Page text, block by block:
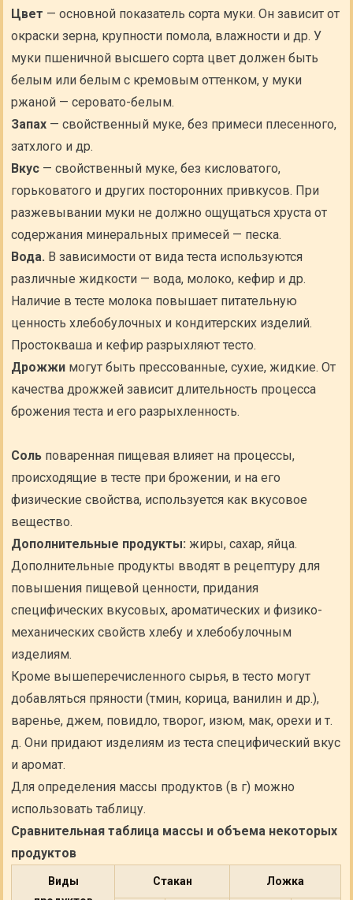
Цвет — основной показатель сорта муки. Он зависит от
окраски зерна, крупности помола, влажности и др. У
муки пшеничной высшего сорта цвет должен быть
белым или белым с кремовым оттенком, у муки
ржаной — серовато-белым.
Запах — свойственный муке, без примеси плесенного,
затхлого и др.
Вкус — свойственный муке, без кисловатого,
горьковатого и других посторонних привкусов. При
разжевывании муки не должно ощущаться хруста от
содержания минеральных примесей — песка.
Вода. В зависимости от вида теста используются
различные жидкости — вода, молоко, кефир и др.
Наличие в тесте молока повышает питательную
ценность хлебобулочных и кондитерских изделий.
Простокваша и кефир разрыхляют тесто.
Дрожжи могут быть прессованные, сухие, жидкие. От
качества дрожжей зависит длительность процесса
брожения теста и его разрыхленность.
Соль поваренная пищевая влияет на процессы,
происходящие в тесте при брожении, и на его
физические свойства, используется как вкусовое
вещество.
Дополнительные продукты: жиры, сахар, яйца.
Дополнительные продукты вводят в рецептуру для
повышения пищевой ценности, придания
специфических вкусовых, ароматических и физико-
механических свойств хлебу и хлебобулочным
изделиям.
Кроме вышеперечисленного сырья, в тесто могут
добавляться пряности (тмин, корица, ванилин и др.),
варенье, джем, повидло, творог, изюм, мак, орехи и т.
д. Они придают изделиям из теста специфический вкус
и аромат.
Для определения массы продуктов (в г) можно
использовать таблицу.
Сравнительная таблица массы и объема некоторых
продуктов
Виды
Стакан Ложка